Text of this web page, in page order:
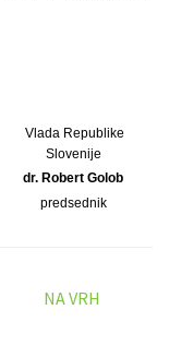
Vlada Republike
Slovenije
dr. Robert Golob
predsednik
NA VRH